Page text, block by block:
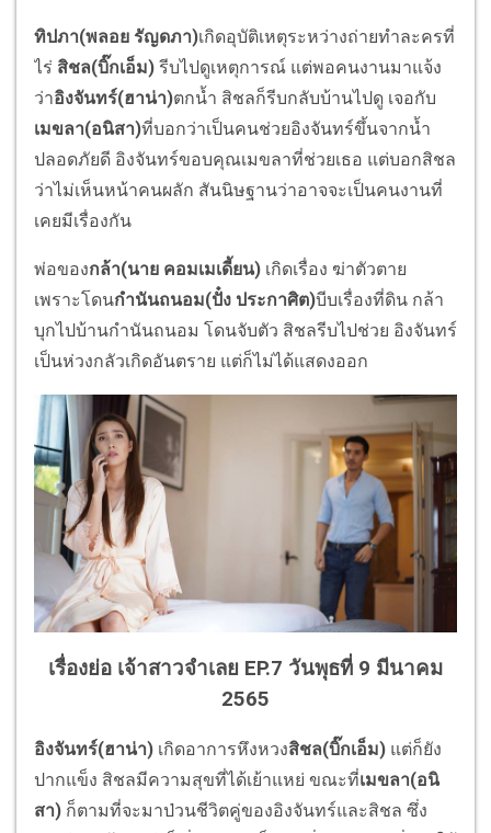
ทิปภา(พลอย รัญดภา)เกิดอุบัติเหตุระหว่างถ่ายทำละครที่
ไร่ สิชล(บิ๊กเอ็ม) รีบไปดูเหตุการณ์ แต่พอคนงานมาแจ้ง
ว่าอิงจันทร์(ฮาน่า)ตกน้ำ สิชลก็รีบกลับบ้านไปดู เจอกับ
เมขลา(อนิสา)ที่บอกว่าเป็นคนช่วยอิงจันทร์ขึ้นจากน้ำ
ปลอดภัยดี อิงจันทร์ขอบคุณเมขลาที่ช่วยเธอ แต่บอกสิชล
ว่าไม่เห็นหน้าคนผลัก สันนิษฐานว่าอาจจะเป็นคนงานที่
เคยมีเรื่องกัน
พ่อของกล้า(นาย คอมเมเดี้ยน) เกิดเรื่อง ฆ่าตัวตาย
เพราะโดนกำนันถนอม(ปั๋ง ประกาศิต)บีบเรื่องที่ดิน กล้า
บุกไปบ้านกำนันถนอม โดนจับตัว สิชลรีบไปช่วย อิงจันทร์
เป็นห่วงกลัวเกิดอันตราย แต่ก็ไม่ได้แสดงออก
เรื่องย่อ เจ้าสาวจำเลย EP.7 วันพุธที่ 9 มีนาคม
2565
อิงจันทร์(ฮาน่า) เกิดอาการหึงหวงสิชล(บิ๊กเอ็ม) แต่ก็ยัง
ปากแข็ง สิชลมีความสุขที่ได้เย้าแหย่ ขณะที่เมขลา(อนิ
สา) ก็ตามที่จะมาป่วนชีวิตคู่ของอิงจันทร์และสิชล ซึ่ง